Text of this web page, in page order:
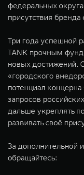
федеральных
присутствия
Три года успешной
TANK прочным
новых достижений.
«городского
потенциал
запросов
дальше укреплять
развивать своё
За дополнительной
обращайтесь: